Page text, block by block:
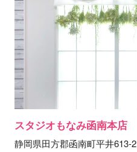
スタジオもなみ函南本店
静岡県田方郡函南町平井613-2